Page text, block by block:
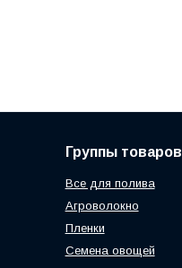
Группы товаров
Все для полива
Агроволокно
Пленки
Семена овощей